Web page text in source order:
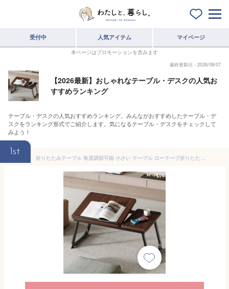
受付中 人気アイテム マイページ
本ページはプロモーションを含みます
最終更新日：2026/08/07
【2026最新】おしゃれなテーブル・デスクの人気お
すすめランキング
テーブル・デスクの人気おすすめランキング。みんながおすすめしたテーブル・デ
スクをランキング形式でご紹介します。気になるテーブル・デスクをチェックして
みよう！
1st
折りたたみテーブル 角度調節可能 小さい テーブル ローテーブ折りたたみテーブル ベットテーブル 床上桌 テーブル 小さい 机 折りたたみ テーブル 簡易テーブル ミニ机 一人暮らし 小桌子 折り畳みローテーブル PCデスク 幅55×奥行32×高さ25cm 多機能 軽量 省スペース 在宅勤務 ホームオ フィス 食事 多色 (深木色)